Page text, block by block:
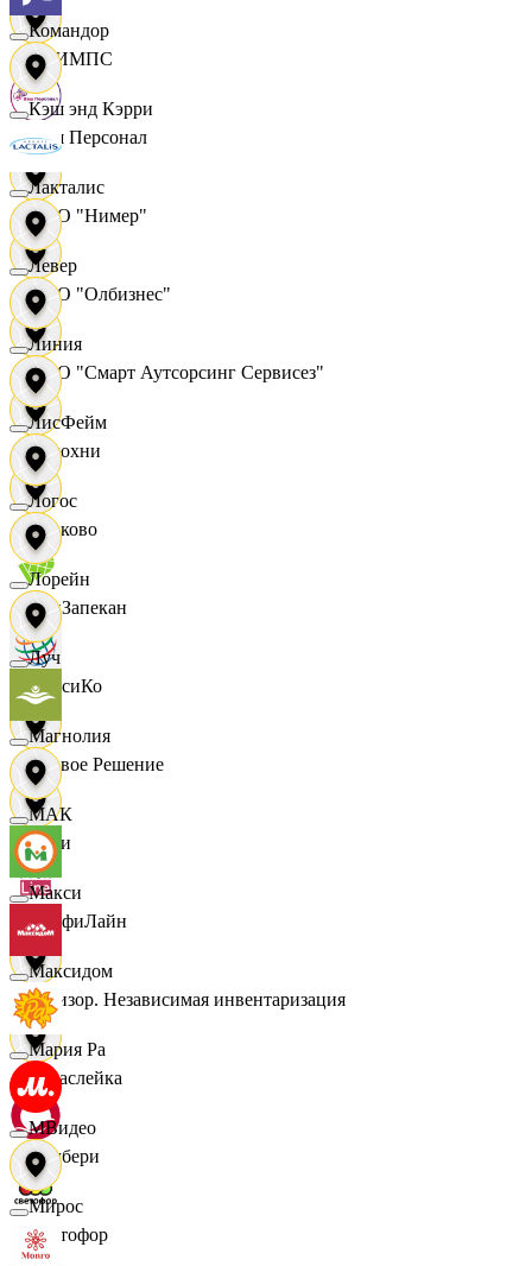
ОЛИМПС
Ваш Персонал
ООО "Нимер"
ООО "Олбизнес"
ООО "Смарт Аутсорсинг Сервисез"
Отдохни
Очаково
ПанЗапекан
ПепсиКо
Первое Решение
Пери
ПрофиЛайн
Ревизор. Независимая инвентаризация
Саваслейка
Самбери
Светофор
Командор
Кэш энд Кэрри
Лакталис
Левер
Линия
ЛисФейм
Логос
Лорейн
Луч
Магнолия
МАК
Макси
Максидом
Мария Ра
МВидео
Мирос